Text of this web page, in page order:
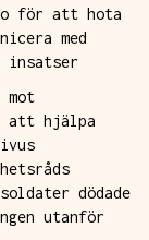
för att hota
med
insatser
att hjälpa
dödade
utanför